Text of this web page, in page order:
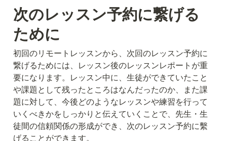
次のレッスン予約に繋げる
ために
初回のリモートレッスンから、次回のレッスン予約に
繋げるためには、レッスン後のレッスンレポートが重
要になります。レッスン中に、生徒ができていたこと
や課題として残ったところはなんだったのか、また課
題に対して、今後どのようなレッスンや練習を行って
いくべきかをしっかりと伝えていくことで、先生・生
徒間の信頼関係の形成ができ、次のレッスン予約に繫
げることができます。